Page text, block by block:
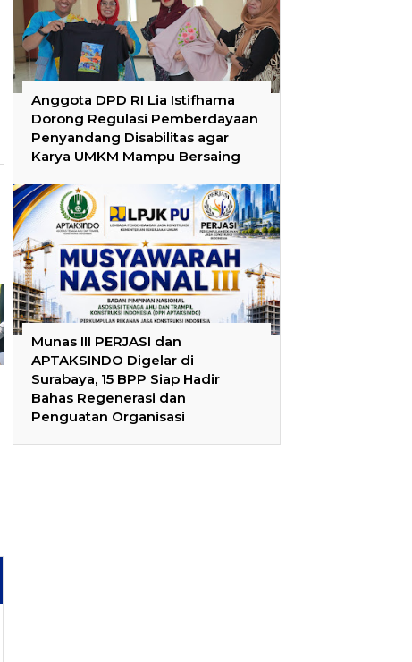
Anggota DPD RI Lia Istifhama
Dorong Regulasi Pemberdayaan
Penyandang Disabilitas agar
Karya UMKM Mampu Bersaing
Munas III PERJASI dan
APTAKSINDO Digelar di
Surabaya, 15 BPP Siap Hadir
Bahas Regenerasi dan
Penguatan Organisasi